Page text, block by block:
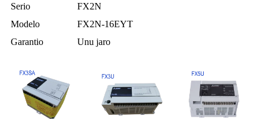
Serio
FX2N
Modelo
FX2N-16EYT
Garantio
Unu jaro